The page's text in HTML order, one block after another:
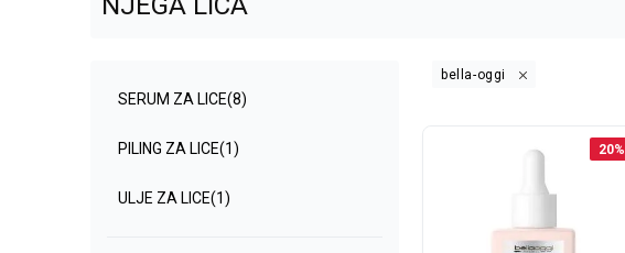
SERUM ZA LICE(8)
PILING ZA LICE(1)
ULJE ZA LICE(1)
bella-oggi
20%